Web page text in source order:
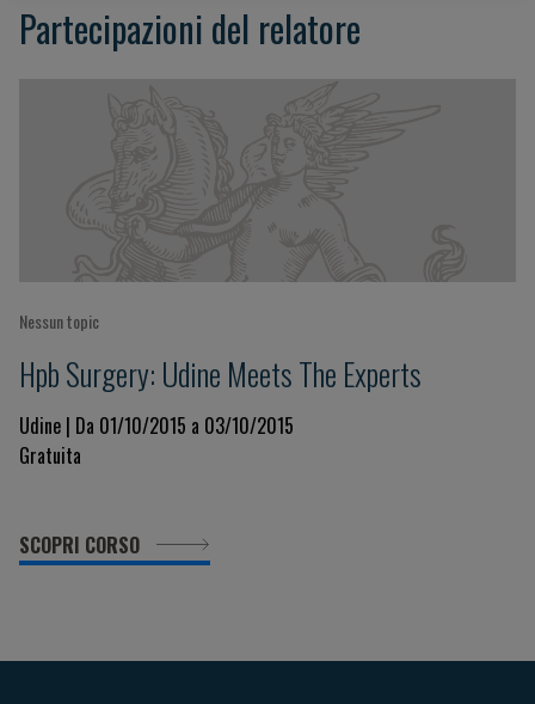
Partecipazioni del relatore
Nessun topic
Hpb Surgery: Udine Meets The Experts
Udine | Da 01/10/2015 a 03/10/2015
Gratuita
SCOPRI CORSO